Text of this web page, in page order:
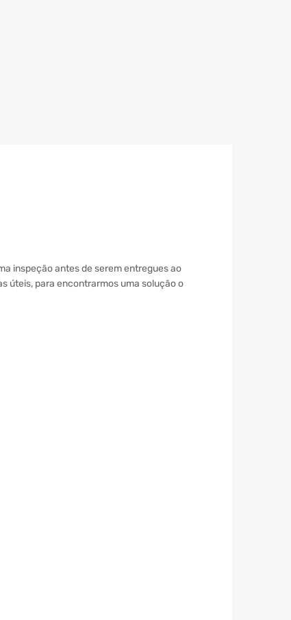
inspeção antes de serem entregues ao
úteis, para encontrarmos uma solução o